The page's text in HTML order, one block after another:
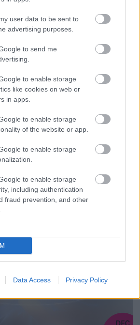
user data to be sent to
advertising purposes.
to send me
to enable storage
like cookies on web or
in apps.
to enable storage
of the website or app.
to enable storage
to enable storage
including authentication
fraud prevention, and other
Data Access Privacy Policy
kicsit gusztustalan,
gyönyörűszép” –
interjú
grafikus és médiaművész,
ipari technót játszik a FOR.-
filmjeihez is írt zenéket,
a Vanissal közös,
Uffalo Steeznek pedig…